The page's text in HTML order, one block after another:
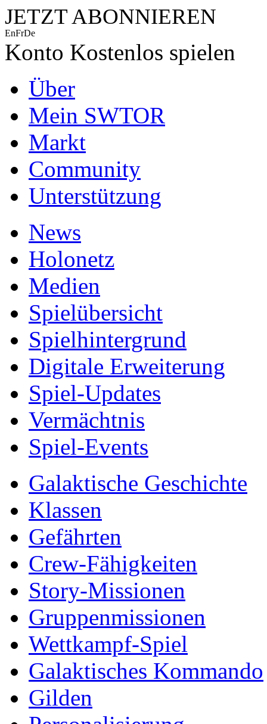
JETZT ABONNIEREN
EnFrDe
Konto Kostenlos spielen
Über
Mein SWTOR
Markt
Community
Unterstützung
News
Holonetz
Medien
Spielübersicht
Spielhintergrund
Digitale Erweiterung
Spiel-Updates
Vermächtnis
Spiel-Events
Galaktische Geschichte
Klassen
Gefährten
Crew-Fähigkeiten
Story-Missionen
Gruppenmissionen
Wettkampf-Spiel
Galaktisches Kommando
Gilden